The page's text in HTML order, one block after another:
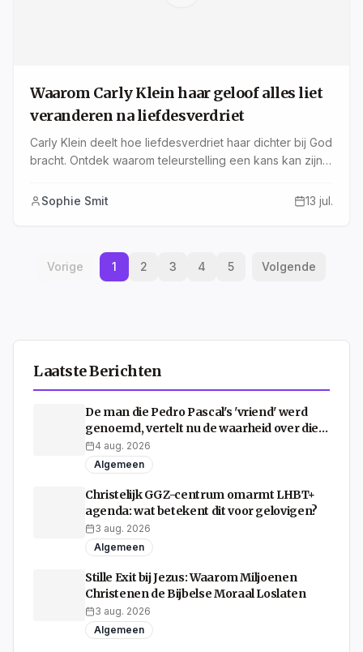
Laatste Berichten
De man die Pedro Pascal's 'vriend' werd
genoemd, vertelt nu de waarheid over die
shirtloze jachtfoto's
4 aug. 2026
Algemeen
Christelijk GGZ-centrum omarmt LHBT+
agenda: wat betekent dit voor gelovigen?
3 aug. 2026
Algemeen
Stille Exit bij Jezus: Waarom Miljoenen
Christenen de Bijbelse Moraal Loslaten
3 aug. 2026
Algemeen
Waarom Carly Klein haar geloof alles liet
veranderen na liefdesverdriet
Carly Klein deelt hoe liefdesverdriet haar dichter bij God
bracht. Ontdek waarom teleurstelling een kans kan zijn
Sophie Smit
13 jul.
Vorige 1 2 3 4 5 Volgende